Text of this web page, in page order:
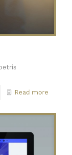
Read more